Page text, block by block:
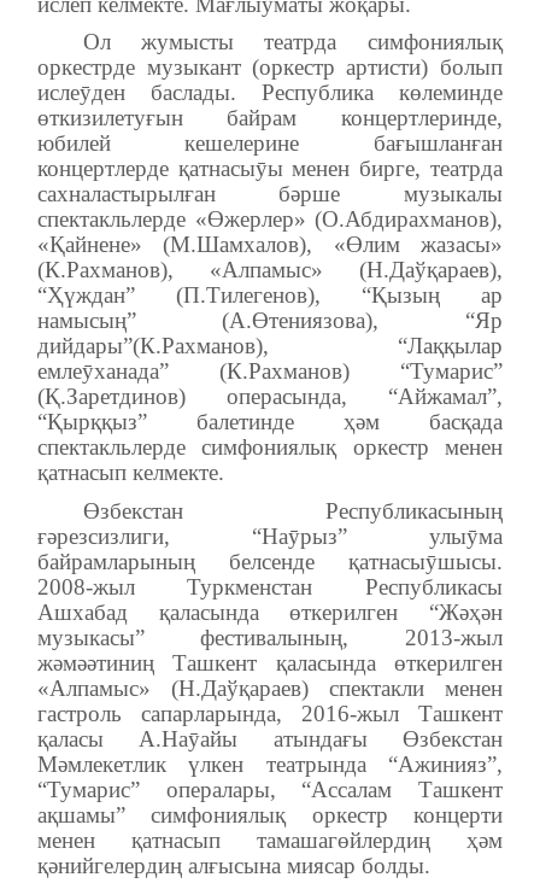
Ол жумысты театрда симфониялық
оркестрде музыкант (оркестр артисти) болып
ислеӯден баслады. Республика көлеминде
өткизилетуғын байрам концертлеринде,
юбилей кешелерине бағышланған
концертлерде қатнасыӯы менен бирге, театрда
сахналастырылған бәрше музыкалы
спектакльлерде «Өжерлер» (О.Абдирахманов),
«Қайнене» (М.Шамхалов), «Өлим жазасы»
(К.Рахманов), «Алпамыс» (Н.Даўқараев),
“Ҳүждан” (П.Тилегенов), “Қызың ар
намысың” (А.Өтениязова), “Яр
дийдары”(К.Рахманов), “Лаққылар
емлеӯханада” (К.Рахманов) “Тумариc”
(Қ.Заретдинов) операсында, “Айжамал”,
“Қырққыз” балетинде ҳәм басқада
спектакльлерде симфониялық оркестр менен
қатнасып келмекте.
Өзбекстан Республикасының
ғәрезсизлиги, “Наӯрыз” улыӯма
байрамларының белсенде қатнасыӯшысы.
2008-жыл Туркменстан Республикасы
Ашхабад қаласында өткерилген “Жәҳән
музыкасы” фестивалының, 2013-жыл
жәмәәтиниң Ташкент қаласында өткерилген
«Алпамыс» (Н.Даўқараев) спектакли менен
гастроль сапарларында, 2016-жыл Ташкент
қаласы А.Наӯайы атындағы Өзбекстан
Мәмлекетлик үлкен театрында “Ажинияз”,
“Тумарис” опералары, “Ассалам Ташкент
ақшамы” симфониялық оркестр концерти
менен қатнасып тамашагөйлердиң ҳәм
қәнийгелердиң алғысына миясар болды.